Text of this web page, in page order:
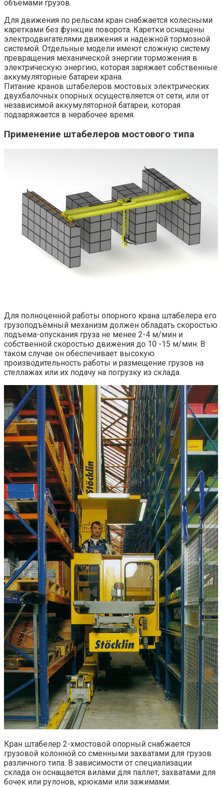
объемами грузов.
Для движения по рельсам кран снабжается колесными
каретками без функции поворота. Каретки оснащены
электродвигателями движения и надежной тормозной
системой. Отдельные модели имеют сложную систему
превращения механической энергии торможения в
электрическую энергию, которая заряжает собственные
аккумуляторные батареи крана.
Питание кранов штабелеров мостовых электрических
двухбалочных опорных осуществляется от сети, или от
независимой аккумуляторной батареи, которая
подзаряжается в нерабочее время.
Применение штабелеров мостового типа
Для полноценной работы опорного крана штабелера его
грузоподъёмный механизм должен обладать скоростью
подъема-опускания груза не менее 2-4 м/мин и
собственной скоростью движения до 10 -15 м/мин. В
таком случае он обеспечивает высокую
производительность работы и размещение грузов на
стеллажах или их подачу на погрузку из склада.
Кран штабелер 2-хмостовой опорный снабжается
грузовой колонной со сменными захватами для грузов
различного типа. В зависимости от специализации
склада он оснащается вилами для паллет, захватами для
бочек или рулонов, крюками или зажимами.